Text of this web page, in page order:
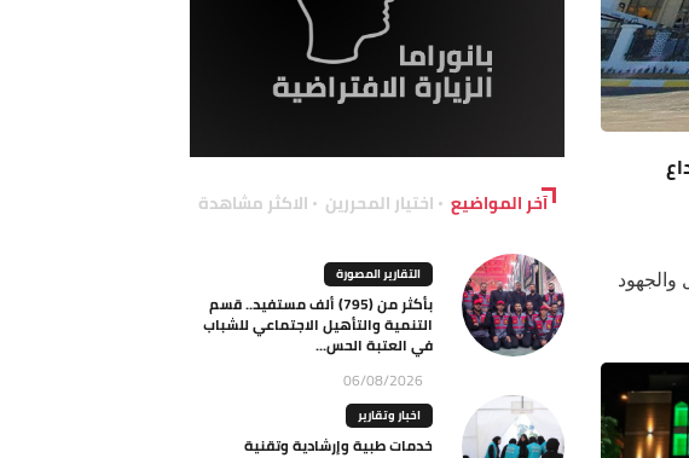
والجهود
آخر المواضيع اختيار المحررين الاكثر مشاهدة
التقارير المصورة
بأكثر من (795) ألف مستفيد.. قسم
التنمية والتأهيل الاجتماعي للشباب
في العتبة الحس...
06/08/2026
اخبار وتقارير
خدمات طبية وإرشادية وتقنية